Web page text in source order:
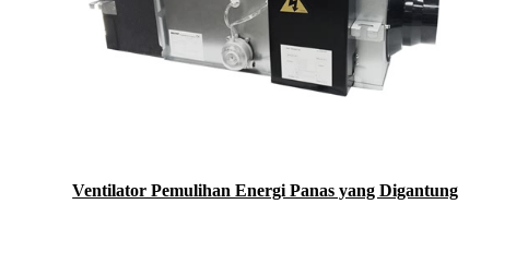
Ventilator Pemulihan Energi Panas yang Digantung